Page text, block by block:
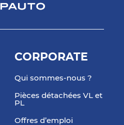
CORPORATE
Qui sommes-nous ?
Pièces détachées VL et
PL
Offres d’emploi